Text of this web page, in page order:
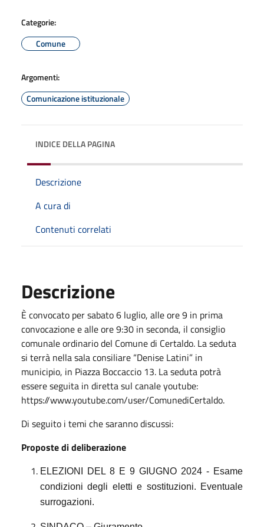
Categorie:
Comune
Argomenti:
Comunicazione istituzionale
INDICE DELLA PAGINA
Descrizione
A cura di
Contenuti correlati
Descrizione
È convocato per sabato 6 luglio, alle ore 9 in prima
convocazione e alle ore 9:30 in seconda, il consiglio
comunale ordinario del Comune di Certaldo. La seduta
si terrà nella sala consiliare “Denise Latini” in
municipio, in Piazza Boccaccio 13. La seduta potrà
essere seguita in diretta sul canale youtube:
https://www.youtube.com/user/ComunediCertaldo.
Di seguito i temi che saranno discussi:
Proposte di deliberazione
ELEZIONI DEL 8 E 9 GIUGNO 2024 - Esame
condizioni degli eletti e sostituzioni. Eventuale
surrogazioni.